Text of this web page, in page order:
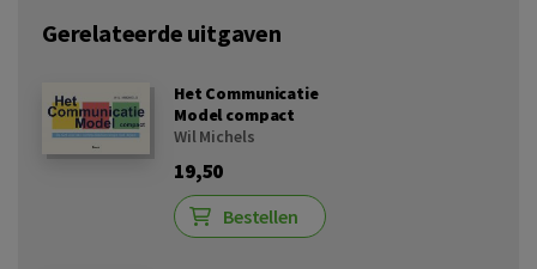
Gerelateerde uitgaven
Het Communicatie
Model compact
Wil Michels
19,50
Bestellen